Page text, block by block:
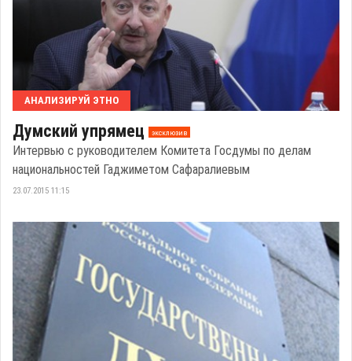
АНАЛИЗИРУЙ ЭТНО
Думский упрямец эксклюзив
Интервью с руководителем Комитета Госдумы по делам
национальностей Гаджиметом Сафаралиевым
23.07.2015 11:15